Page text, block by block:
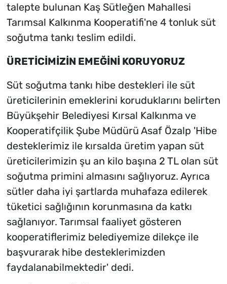
talepte bulunan Kaş Sütleğen Mahallesi
Tarımsal Kalkınma Kooperatifi'ne 4 tonluk süt
soğutma tankı teslim edildi.
ÜRETİCİMİZİN EMEĞİNİ KORUYORUZ
Süt soğutma tankı hibe destekleri ile süt
üreticilerinin emeklerini koruduklarını belirten
Büyükşehir Belediyesi Kırsal Kalkınma ve
Kooperatifçilik Şube Müdürü Asaf Özalp 'Hibe
desteklerimiz ile kırsalda üretim yapan süt
üreticilerimizin şu an kilo başına 2 TL olan süt
soğutma primini almasını sağlıyoruz. Ayrıca
sütler daha iyi şartlarda muhafaza edilerek
tüketici sağlığının korunmasına da katkı
sağlanıyor. Tarımsal faaliyet gösteren
kooperatiflerimiz belediyemize dilekçe ile
başvurarak hibe desteklerimizden
faydalanabilmektedir' dedi.